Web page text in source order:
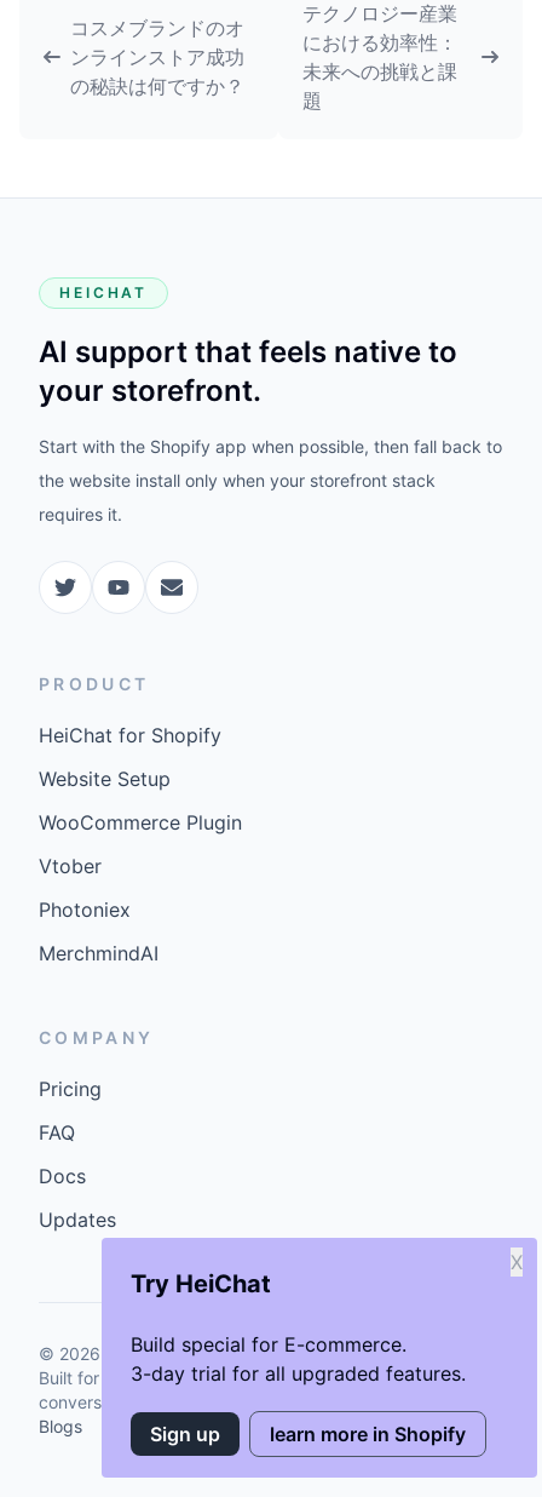
Try HeiChat
Build special for E-commerce.
3-day trial for all upgraded features.
X
Sign up learn more in Shopify
コスメブランドのオ
ンラインストア成功
の秘訣は何ですか？
テクノロジー産業
における効率性：
未来への挑戦と課
題
HEICHAT
AI support that feels native to
your storefront.
Start with the Shopify app when possible, then fall back to
the website install only when your storefront stack
requires it.
PRODUCT
HeiChat for Shopify
Website Setup
WooCommerce Plugin
Vtober
Photoniex
MerchmindAI
COMPANY
Pricing
FAQ
Docs
Updates
© 2026 GenCybers Inc. All rights reserved.
Built for storefronts that want faster answers and cleaner
conversions.
Blogs